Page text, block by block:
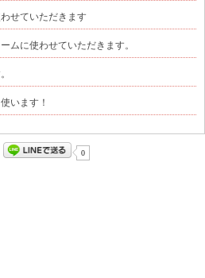
せていただきます
ムに使わせていただきます。
います！
0